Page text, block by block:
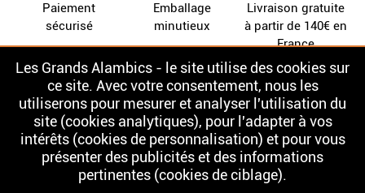
Paiement
sécurisé
Emballage
minutieux
Livraison gratuite
à partir de 140€ en
France
Nos Whiskys
Nos Rhums
La cave
Contact
Les Grands Alambics - le site utilise des cookies sur
ce site. Avec votre consentement, nous les
utiliserons pour mesurer et analyser l'utilisation du
site (cookies analytiques), pour l'adapter à vos
intérêts (cookies de personnalisation) et pour vous
présenter des publicités et des informations
pertinentes (cookies de ciblage).
L'ABUS D'ALCOOL EST DANGEREUX POUR LA SANTÉ. À CONSOMMER